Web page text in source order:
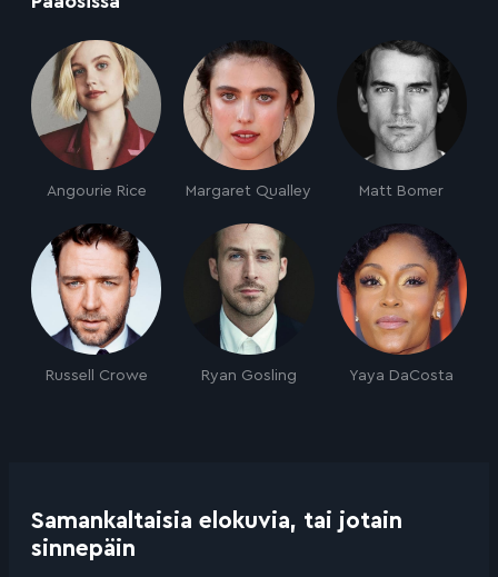
Angourie Rice Margaret Qualley Matt Bomer
Russell Crowe Ryan Gosling Yaya DaCosta
Samankaltaisia elokuvia, tai jotain
sinnepäin